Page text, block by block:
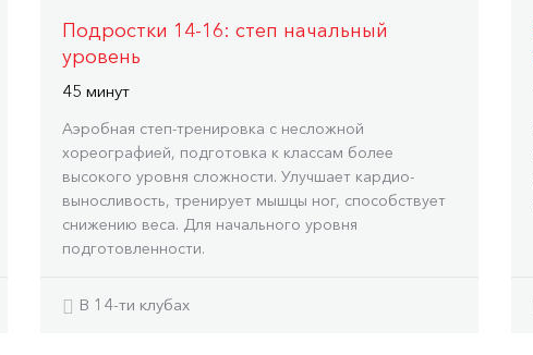
Подростки 14-16: степ начальный
уровень
45 минут
Аэробная степ-тренировка с несложной
хореографией, подготовка к классам более
высокого уровня сложности. Улучшает кардио-
выносливость, тренирует мышцы ног, способствует
снижению веса. Для начального уровня
подготовленности.
В 14-ти клубах